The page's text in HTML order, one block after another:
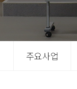
주요사업